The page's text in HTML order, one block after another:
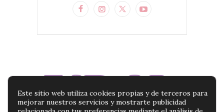
Este sitio web utiliza cookies propias y de terceros para
mejorar nuestros servicios y mostrarte publicidad